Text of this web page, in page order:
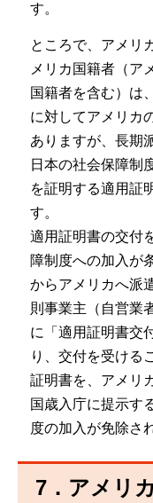
す。
ところで、アメリ
メリカ国籍者（ア
国籍者を含む）は
に対してアメリカ
ありますが、長期
日本の社会保障制
を証明する適用証
す。
適用証明書の交付
障制度への加入が
からアメリカへ派
則事業主（自営業
に「適用証明書交
り、交付を受ける
証明書を、アメリ
国歳入庁に提示す
度の加入が免除さ
7．アメリ